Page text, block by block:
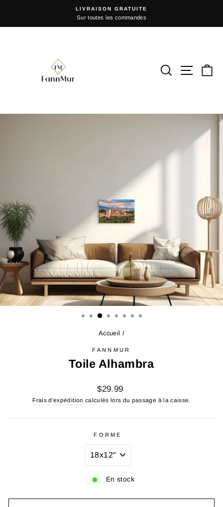
contenu
Diaporama
LIVRAISON GRATUITE
Sur toutes les commandes
Rechercher
Accueil /
FANNMUR
Toile Alhambra
Prix
régulier
$29.99
Frais d'expédition calculés lors du passage à la caisse.
FORME
En stock